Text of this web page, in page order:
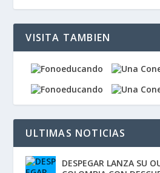
VISITA TAMBIEN
ULTIMAS NOTICIAS
DESPEGAR LANZA SU